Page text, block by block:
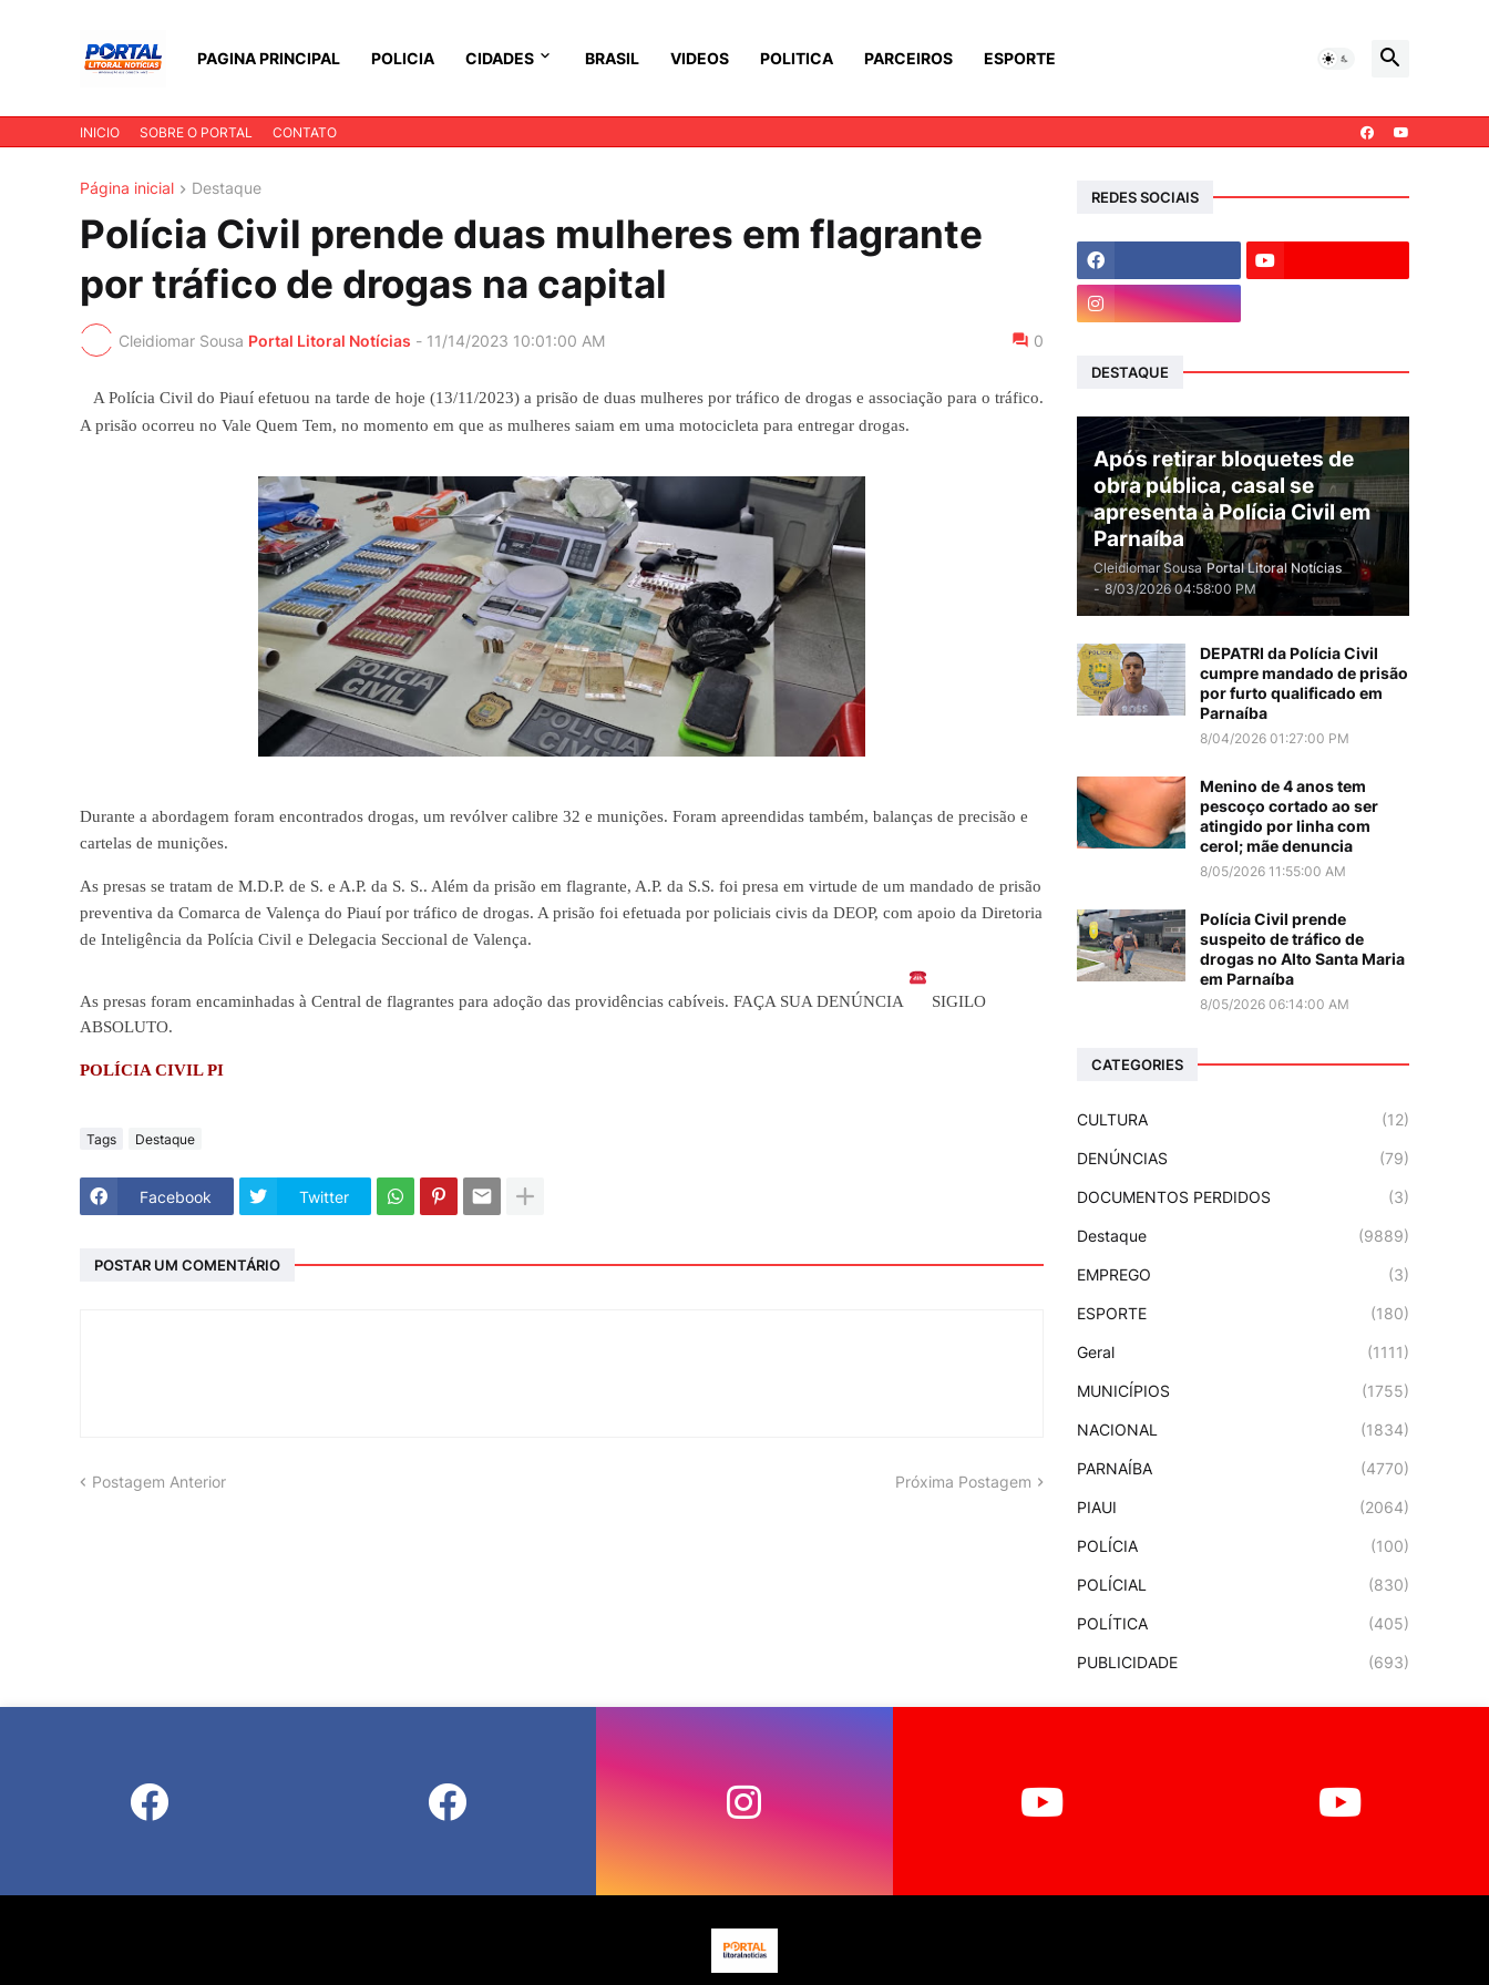
PAGINA PRINCIPAL POLICIA CIDADES BRASIL VIDEOS POLITICA PARCEIROS ESPORTE
INICIO SOBRE O PORTAL CONTATO
Página inicial Destaque
Polícia Civil prende duas mulheres em flagrante
por tráfico de drogas na capital
Cleidiomar Sousa Portal Litoral Notícias - 11/14/2023 10:01:00 AM 0
A Polícia Civil do Piauí efetuou na tarde de hoje (13/11/2023) a prisão de duas mulheres por tráfico de drogas e associação para o tráfico.
A prisão ocorreu no Vale Quem Tem, no momento em que as mulheres saiam em uma motocicleta para entregar drogas.
Durante a abordagem foram encontrados drogas, um revólver calibre 32 e munições. Foram apreendidas também, balanças de precisão e
cartelas de munições.
As presas se tratam de M.D.P. de S. e A.P. da S. S.. Além da prisão em flagrante, A.P. da S.S. foi presa em virtude de um mandado de prisão
preventiva da Comarca de Valença do Piauí por tráfico de drogas. A prisão foi efetuada por policiais civis da DEOP, com apoio da Diretoria
de Inteligência da Polícia Civil e Delegacia Seccional de Valença.
As presas foram encaminhadas à Central de flagrantes para adoção das providências cabíveis. FAÇA SUA DENÚNCIA
SIGILO
ABSOLUTO.
POLÍCIA CIVIL PI
Tags Destaque
Facebook Twitter
POSTAR UM COMENTÁRIO
Postagem Anterior Próxima Postagem
REDES SOCIAIS
DESTAQUE
Após retirar bloquetes de
obra pública, casal se
apresenta à Polícia Civil em
Parnaíba
Cleidiomar Sousa Portal Litoral Notícias
- 8/03/2026 04:58:00 PM
DEPATRI da Polícia Civil
cumpre mandado de prisão
por furto qualificado em
Parnaíba
8/04/2026 01:27:00 PM
Menino de 4 anos tem
pescoço cortado ao ser
atingido por linha com
cerol; mãe denuncia
8/05/2026 11:55:00 AM
Polícia Civil prende
suspeito de tráfico de
drogas no Alto Santa Maria
em Parnaíba
8/05/2026 06:14:00 AM
CATEGORIES
CULTURA (12)
DENÚNCIAS (79)
DOCUMENTOS PERDIDOS (3)
Destaque (9889)
EMPREGO (3)
ESPORTE (180)
Geral (1111)
MUNICÍPIOS (1755)
NACIONAL (1834)
PARNAÍBA (4770)
PIAUI (2064)
POLÍCIA (100)
POLÍCIAL (830)
POLÍTICA (405)
PUBLICIDADE (693)